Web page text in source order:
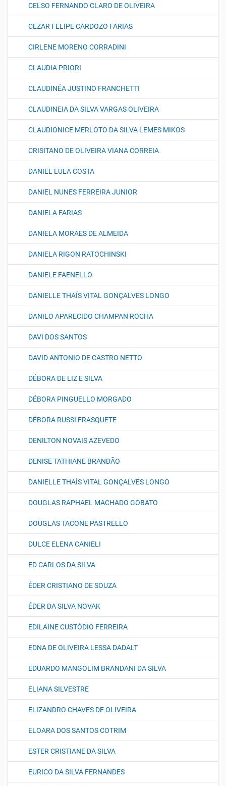
CELSO FERNANDO CLARO DE OLIVEIRA
CEZAR FELIPE CARDOZO FARIAS
CIRLENE MORENO CORRADINI
CLAUDIA PRIORI
CLAUDINÉA JUSTINO FRANCHETTI
CLAUDINEIA DA SILVA VARGAS OLIVEIRA
CLAUDIONICE MERLOTO DA SILVA LEMES MIKOS
CRISITANO DE OLIVEIRA VIANA CORREIA
DANIEL LULA COSTA
DANIEL NUNES FERREIRA JUNIOR
DANIELA FARIAS
DANIELA MORAES DE ALMEIDA
DANIELA RIGON RATOCHINSKI
DANIELE FAENELLO
DANIELLE THAÍS VITAL GONÇALVES LONGO
DANILO APARECIDO CHAMPAN ROCHA
DAVI DOS SANTOS
DAVID ANTONIO DE CASTRO NETTO
DÉBORA DE LIZ E SILVA
DÉBORA PINGUELLO MORGADO
DÉBORA RUSSI FRASQUETE
DENILTON NOVAIS AZEVEDO
DENISE TATHIANE BRANDÃO
DANIELLE THAÍS VITAL GONÇALVES LONGO
DOUGLAS RAPHAEL MACHADO GOBATO
DOUGLAS TACONE PASTRELLO
DULCE ELENA CANIELI
ED CARLOS DA SILVA
ÉDER CRISTIANO DE SOUZA
ÉDER DA SILVA NOVAK
EDILAINE CUSTÓDIO FERREIRA
EDNA DE OLIVEIRA LESSA DADALT
EDUARDO MANGOLIM BRANDANI DA SILVA
ELIANA SILVESTRE
ELIZANDRO CHAVES DE OLIVEIRA
ELOARA DOS SANTOS COTRIM
ESTER CRISTIANE DA SILVA
EURICO DA SILVA FERNANDES